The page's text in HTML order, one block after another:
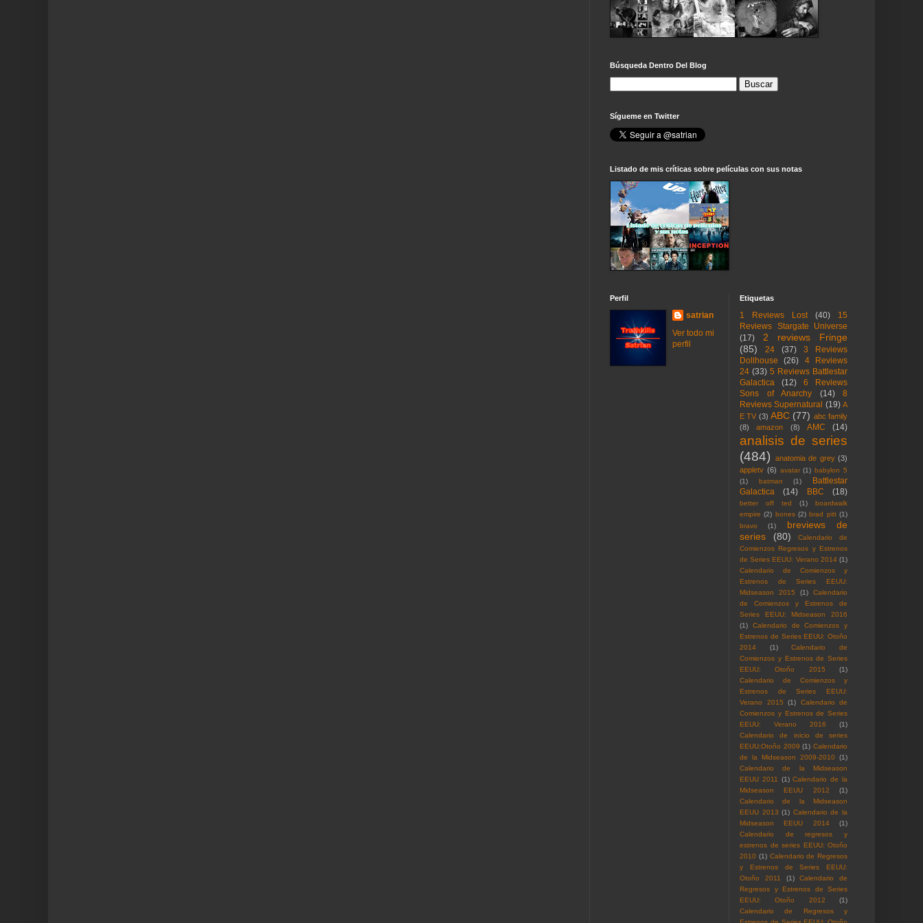
Búsqueda Dentro Del Blog
Sígueme en Twitter
Listado de mis críticas sobre películas con sus notas
Perfil
satrian
Ver todo mi
perfil
Etiquetas
1 Reviews Lost (40)
15
Reviews Stargate Universe
(17)
2 reviews Fringe
(85)
24 (37)
3 Reviews
Dollhouse
(26)
4 Reviews
24 (33) 5 Reviews Battlestar
Galactica
(12)
6 Reviews
Sons of Anarchy
(14)
8
Reviews Supernatural (19) A
E TV (3) ABC (77) abc family
(8)
amazon (8) AMC (14)
analisis de series
(484)
anatomia de grey (3)
appletv (6) avatar (1) babylon 5
(1)
batman (1)
Battlestar
Galactica
(14) BBC (18)
better off ted (1)
boardwalk
empire (2) bones (2) brad pitt (1)
bravo
(1)
breviews de
series
(80)
Calendario de
Comienzos Regresos y Estrenos
de Series EEUU: Verano 2014 (1)
Calendario de Comienzos y
Estrenos de Series EEUU:
Midseason 2015
(1)
Calendario
de Comienzos y Estrenos de
Series EEUU: Midseason 2016
(1)
Calendario de Comienzos y
Estrenos de Series EEUU: Otoño
2014
(1)
Calendario de
Comienzos y Estrenos de Series
EEUU: Otoño 2015
(1)
Calendario de Comienzos y
Estrenos de Series EEUU:
Verano 2015
(1)
Calendario de
Comienzos y Estrenos de Series
EEUU: Verano 2016
(1)
Calendario de inicio de series
EEUU:Otoño 2009 (1) Calendario
de la Midseason 2009-2010
(1)
Calendario de la Midseason
EEUU 2011 (1) Calendario de la
Midseason EEUU 2012
(1)
Calendario de la Midseason
EEUU 2013 (1) Calendario de la
Midseason EEUU 2014
(1)
Calendario de regresos y
estrenos de series EEUU: Otoño
2010 (1) Calendario de Regresos
y Estrenos de Series EEUU:
Otoño 2011
(1)
Calendario de
Regresos y Estrenos de Series
EEUU: Otoño 2012
(1)
Calendario de Regresos y